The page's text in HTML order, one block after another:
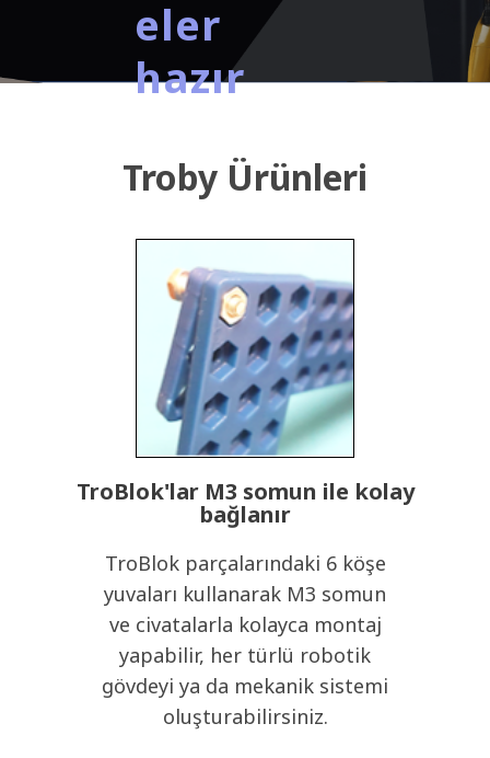
eler
hazır
Troby Ürünleri
TroBlok'lar M3 somun ile kolay
bağlanır
TroBlok parçalarındaki 6 köşe
yuvaları kullanarak M3 somun
ve civatalarla kolayca montaj
yapabilir, her türlü robotik
gövdeyi ya da mekanik sistemi
oluşturabilirsiniz.